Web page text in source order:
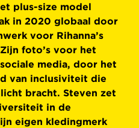
plus-size model
in 2020 globaal door
voor Rihanna’s
foto’s voor het
media, door het
van inclusiviteit die
bracht. Steven zet
in de
eigen kledingmerk